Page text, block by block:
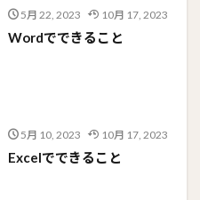
5月 22, 2023 10月 17, 2023
Wordでできること
5月 10, 2023 10月 17, 2023
Excelでできること